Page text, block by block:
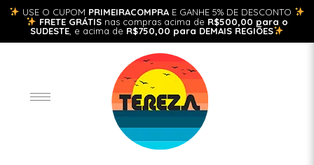
USE O CUPOM PRIMEIRACOMPRA E GANHE 5% DE DESCONTO
FRETE GRÁTISnas compras acima de R$500,00 para o
SUDESTE , e acima de R$750,00 para DEMAIS REGIÕES